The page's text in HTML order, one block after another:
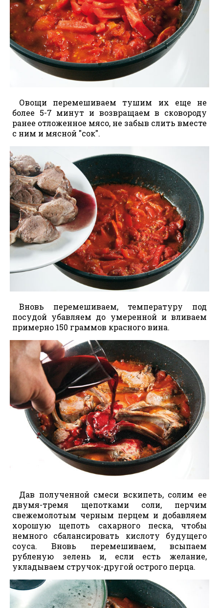
Овощи перемешиваем тушим их еще не
более 5-7 минут и возвращаем в сковороду
ранее отложенное мясо, не забыв слить вместе
с ним и мясной "сок".
Вновь перемешиваем, температуру под
посудой убавляем до умеренной и вливаем
примерно 150 граммов красного вина.
Дав полученной смеси вскипеть, солим ее
двумя-тремя щепотками соли, перчим
свежемолотым черным перцем и добавляем
хорошую щепоть сахарного песка, чтобы
немного сбалансировать кислоту будущего
соуса. Вновь перемешиваем, всыпаем
рубленую зелень и, если есть желание,
укладываем стручок-другой острого перца.